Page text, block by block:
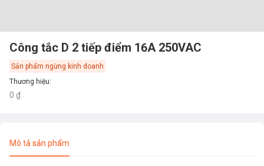
Công tắc D 2 tiếp điểm 16A 250VAC
Sản phẩm ngừng kinh doanh
Thương hiệu:
0 ₫
Mô tả sản phẩm